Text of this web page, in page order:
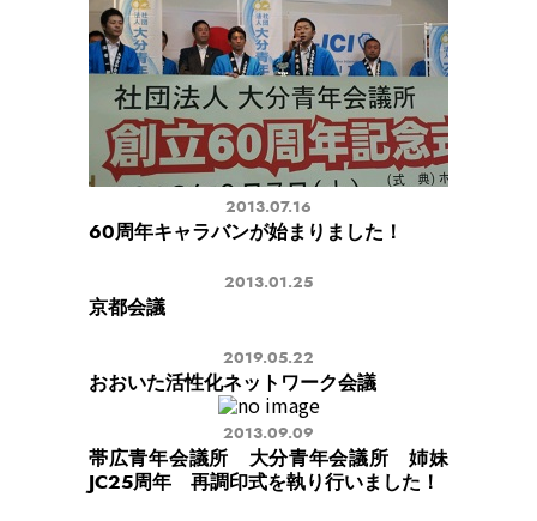
2013.07.16
60周年キャラバンが始まりました！
2013.01.25
京都会議
2019.05.22
おおいた活性化ネットワーク会議
2013.09.09
帯広青年会議所 大分青年会議所 姉妹
JC25周年 再調印式を執り行いました！